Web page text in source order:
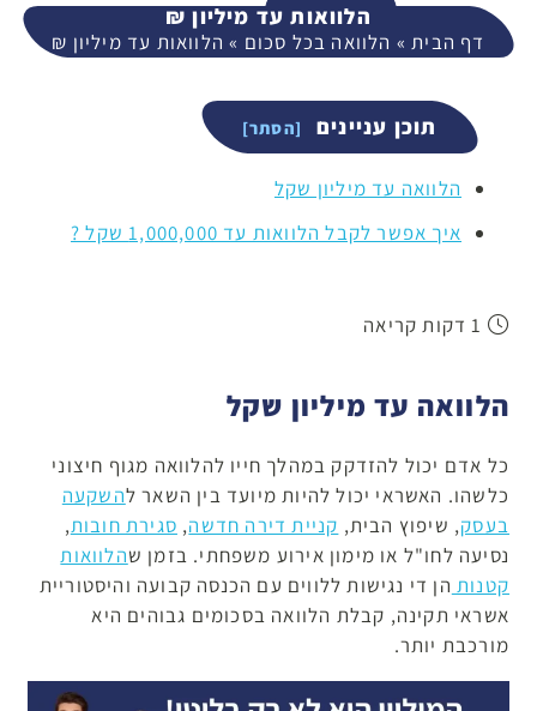
המשך
הלוואות עד מיליון ₪
דף הבית » הלוואה בכל סכום »הלוואות עד מיליון ₪
תוכן עניינים
הלוואה עד מיליון שקל
איך אפשר לקבל הלוואות עד 1,000,000 שקל ?
הלוואה עד מיליון שקל
כל אדם יכול להזדקק במהלך חייו להלוואה מגוף חיצוני
כלשהו. האשראי יכול להיות מיועד בין השאר להשקעה
בעסק, שיפוץ הבית, קניית דירה חדשה, סגירת חובות,
נסיעה לחו"ל או מימון אירוע משפחתי. בזמן שהלוואות
קטנות הן די נגישות ללווים עם הכנסה קבועה והיסטוריית
אשראי תקינה, קבלת הלוואה בסכומים גבוהים היא
מורכבת יותר.